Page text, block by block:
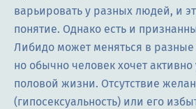
варьировать у разных людей, и
понятие. Однако есть и
Либидо может меняться в
но обычно человек хочет активно
половой жизни. Отсутствие
(гипосексуальность) или его